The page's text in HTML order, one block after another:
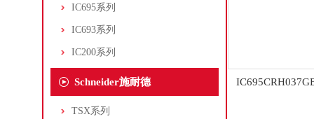
IC695系列
IC693系列
IC200系列
Schneider施耐德
TSX系列